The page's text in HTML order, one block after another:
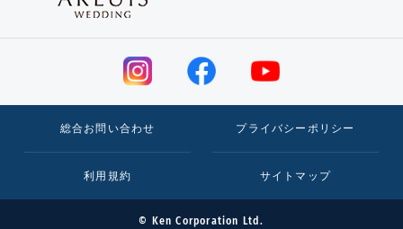
総合お問い合わせ プライバシーポリシー
利用規約 サイトマップ
© Ken Corporation Ltd.